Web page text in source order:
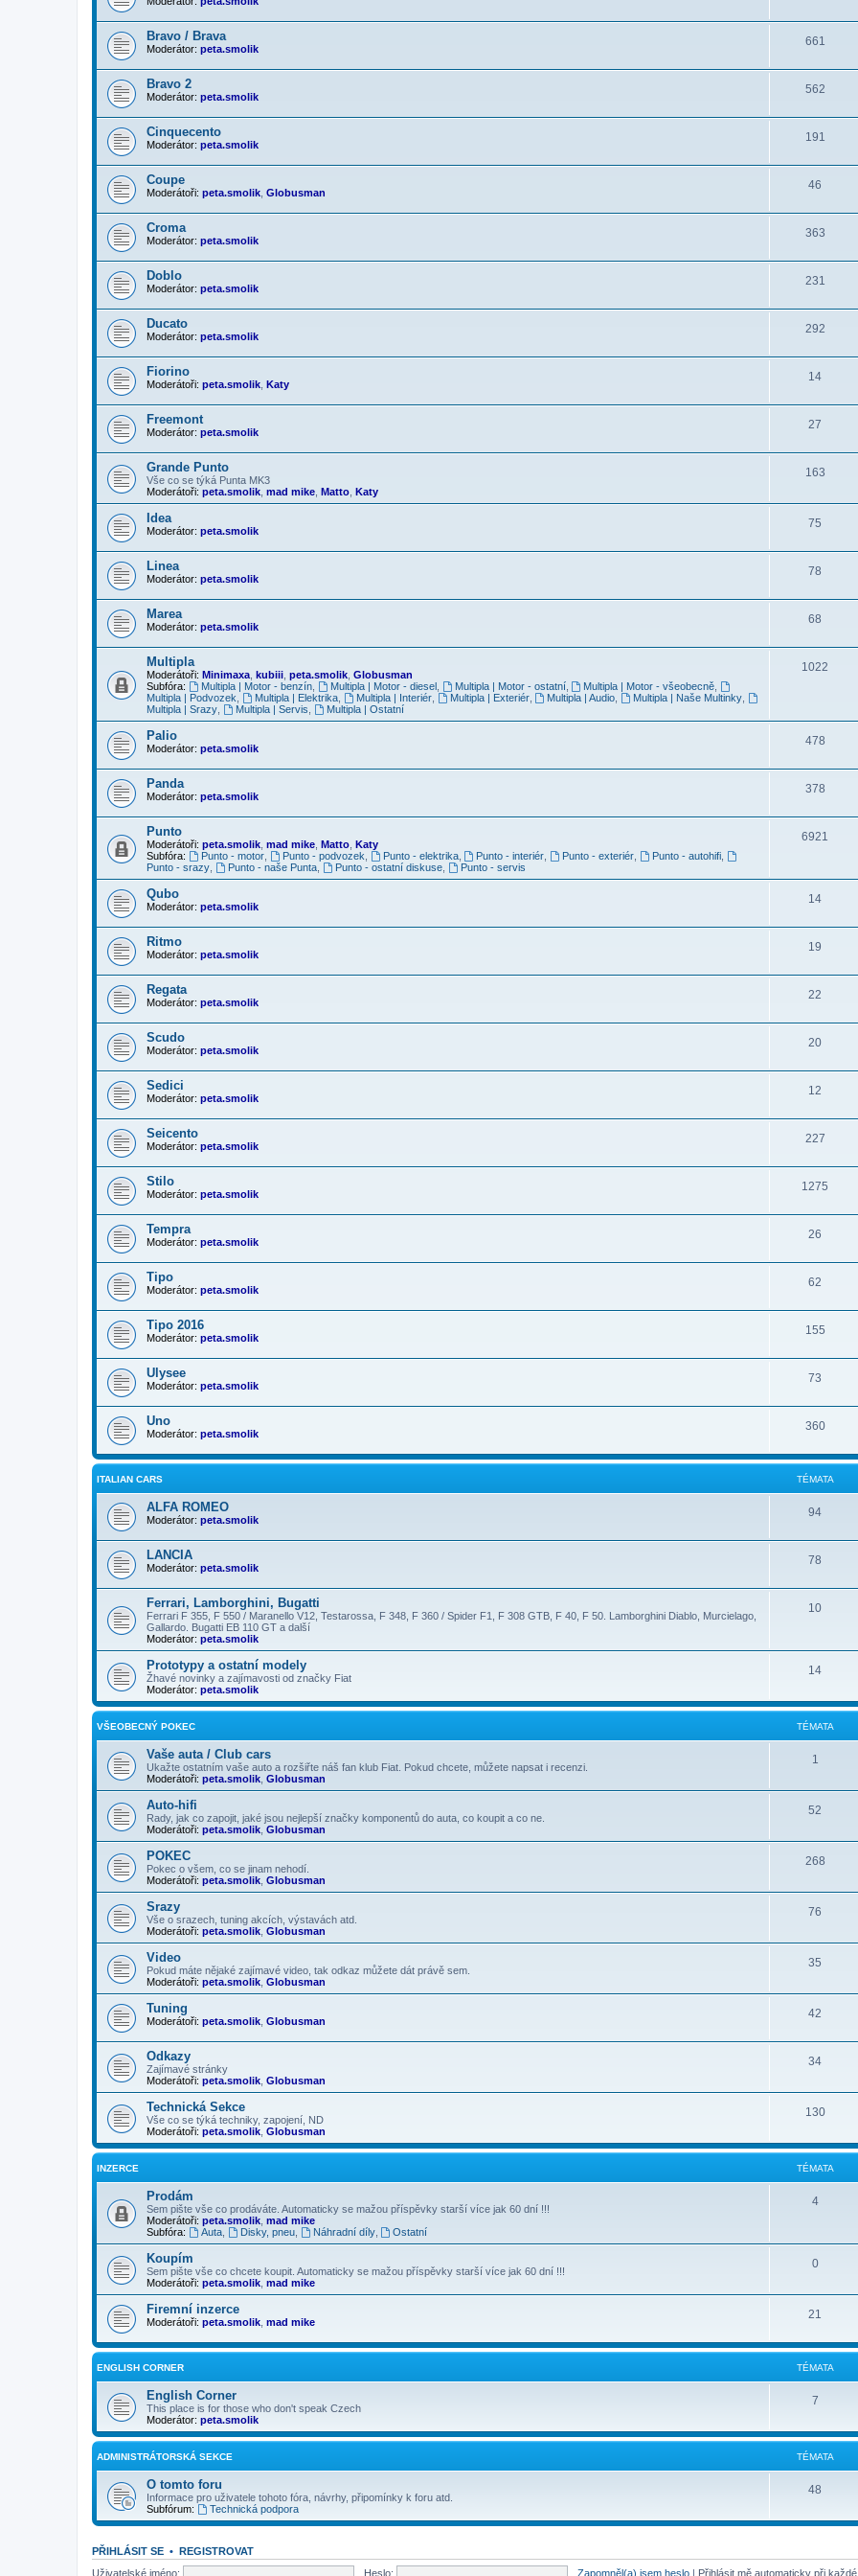
Bravo / Brava
Moderátor: peta.smolik
661
Bravo 2
Moderátor: peta.smolik
562
Cinquecento
Moderátor: peta.smolik
191
Coupe
Moderátoři: peta.smolik Globusman
46
Croma
Moderátor: peta.smolik
363
Doblo
Moderátor: peta.smolik
231
Ducato
Moderátor: peta.smolik
292
Fiorino
Moderátoři: peta.smolik Katy
14
Freemont
Moderátor: peta.smolik
27
Grande Punto
Vše co se týká Punta MK3
Moderátoři: peta.smolik mad mike Matto Katy
163
Idea
Moderátor: peta.smolik
75
Linea
Moderátor: peta.smolik
78
Marea
Moderátor: peta.smolik
68
Multipla
Moderátoři: Minimaxa kubiii peta.smolik Globusman
Subfóra:
Multipla | Motor - benzín, Multipla | Motor - diesel, Multipla | Motor - ostatní, Multipla | Motor - všeobecně
Multipla | Podvozek
Multipla | Elektrika, Multipla | Interiér, Multipla | Exteriér, Multipla | Audio Multipla | Naše Multinky
Multipla | Srazy
Multipla | Servis Multipla | Ostatní
1022
Palio
Moderátor: peta.smolik
478
Panda
Moderátor: peta.smolik
378
Punto
Moderátoři: peta.smolik mad mike Matto Katy
Subfóra:
Punto - motor, Punto - podvozek Punto - elektrika, Punto - interiér Punto - exteriér Punto - autohifi
Punto - srazy
Punto - naše Punta, Punto - ostatní diskuse, Punto - servis
6921
Qubo
Moderátor: peta.smolik
14
Ritmo
Moderátor: peta.smolik
19
Regata
Moderátor: peta.smolik
22
Scudo
Moderátor: peta.smolik
20
Sedici
Moderátor: peta.smolik
12
Seicento
Moderátor: peta.smolik
227
Stilo
Moderátor: peta.smolik
1275
Tempra
Moderátor: peta.smolik
26
Tipo
Moderátor: peta.smolik
62
Tipo 2016
Moderátor: peta.smolik
155
Ulysee
Moderátor: peta.smolik
73
Uno
Moderátor: peta.smolik
360
ITALIAN CARS TÉMATA
ALFA ROMEO
Moderátor: peta.smolik
94
LANCIA
Moderátor: peta.smolik
78
Ferrari, Lamborghini, Bugatti
Ferrari F 355, F 550 / Maranello V12, Testarossa, F 348, F 360 / Spider F1, F 308 GTB, F 40, F 50. Lamborghini Diablo, Murcielago,
Gallardo. Bugatti EB 110 GT a další
Moderátor: peta.smolik
10
Prototypy a ostatní modely
Žhavé novinky a zajímavosti od značky Fiat
Moderátor: peta.smolik
14
VŠEOBECNÝ POKEC TÉMATA
Vaše auta / Club cars
Ukažte ostatním vaše auto a rozšiřte náš fan klub Fiat. Pokud chcete, můžete napsat i recenzi.
Moderátoři: peta.smolik Globusman
1
Auto-hifi
Rady, jak co zapojit, jaké jsou nejlepší značky komponentů do auta, co koupit a co ne.
Moderátoři: peta.smolik Globusman
52
POKEC
Pokec o všem, co se jinam nehodí.
Moderátoři: peta.smolik Globusman
268
Srazy
Vše o srazech, tuning akcích, výstavách atd.
Moderátoři: peta.smolik Globusman
76
Video
Pokud máte nějaké zajímavé video, tak odkaz můžete dát právě sem.
Moderátoři: peta.smolik Globusman
35
Tuning
Moderátoři: peta.smolik Globusman
42
Odkazy
Zajímavé stránky
Moderátoři: peta.smolik Globusman
34
Technická Sekce
Vše co se týká techniky, zapojení, ND
Moderátoři: peta.smolik Globusman
130
INZERCE TÉMATA
Prodám
Sem pište vše co prodáváte. Automaticky se mažou příspěvky starší více jak 60 dní !!!
Moderátoři: peta.smolik mad mike
Subfóra:
Auta, Disky, pneu, Náhradní díly, Ostatní
4
Koupím
Sem pište vše co chcete koupit. Automaticky se mažou příspěvky starší více jak 60 dní !!!
Moderátoři: peta.smolik mad mike
0
Firemní inzerce
Moderátoři: peta.smolik mad mike
21
ENGLISH CORNER TÉMATA
English Corner
This place is for those who don't speak Czech
Moderátor: peta.smolik
7
ADMINISTRÁTORSKÁ SEKCE TÉMATA
O tomto foru
Informace pro uživatele tohoto fóra, návrhy, připomínky k foru atd.
Subfórum:
Technická podpora
48
PŘIHLÁSIT SE • REGISTROVAT
Uživatelské jméno:
Heslo: Zapomněl(a) jsem heslo | Přihlásit mě automaticky při